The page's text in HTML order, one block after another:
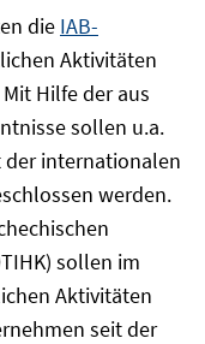
die IAB-
Aktivitäten
Hilfe der aus
sollen u.a.
der internationalen
werden.
sollen im
Aktivitäten
seit der